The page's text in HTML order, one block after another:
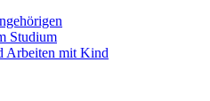
Studium
Arbeiten mit Kind